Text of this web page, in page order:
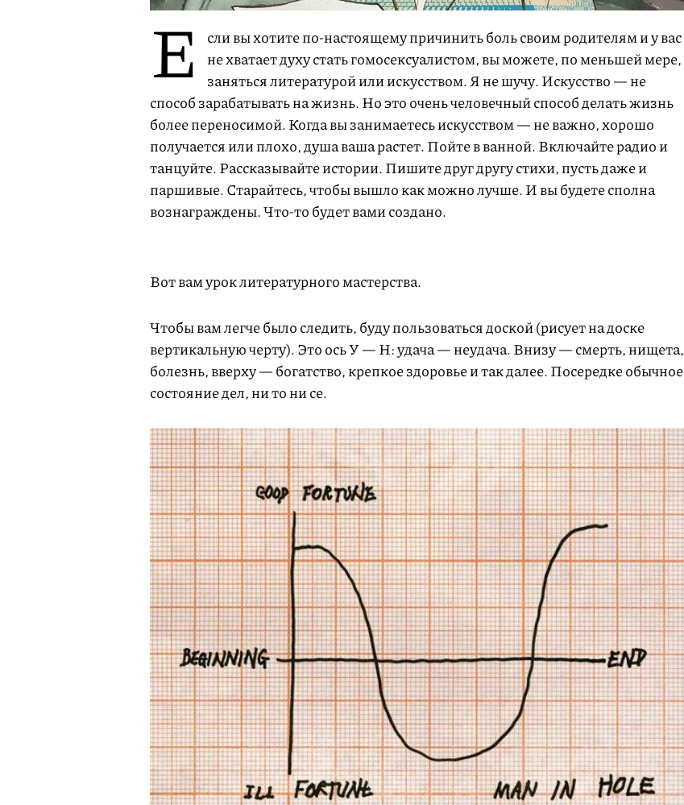
Е
сли вы хотите по-настоящему причинить боль своим родителям и у вас
не хватает духу стать гомосексуалистом, вы можете, по меньшей мере,
заняться литературой или искусством. Я не шучу. Искусство — не
способ зарабатывать на жизнь. Но это очень человечный способ делать жизнь
более переносимой. Когда вы занимаетесь искусством — не важно, хорошо
получается или плохо, душа ваша растет. Пойте в ванной. Включайте радио и
танцуйте. Рассказывайте истории. Пишите друг другу стихи, пусть даже и
паршивые. Старайтесь, чтобы вышло как можно лучше. И вы будете сполна
вознаграждены. Что-то будет вами создано.
Вот вам урок литературного мастерства.
Чтобы вам легче было следить, буду пользоваться доской (рисует на доске
вертикальную черту). Это ось У — Н: удача — неудача. Внизу — смерть, нищета,
болезнь, вверху — богатство, крепкое здоровье и так далее. Посередке обычное
состояние дел, ни то ни се.